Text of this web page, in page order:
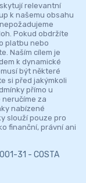
relevantní
k našemu obsahu
Pokud obdržíte
platbu nebo
Naším cílem je
k dynamické
být některé
si před jakýmkoli
přímo u
za
nabízené
slouží pouze pro
finanční, právní ani
31 - COSTA